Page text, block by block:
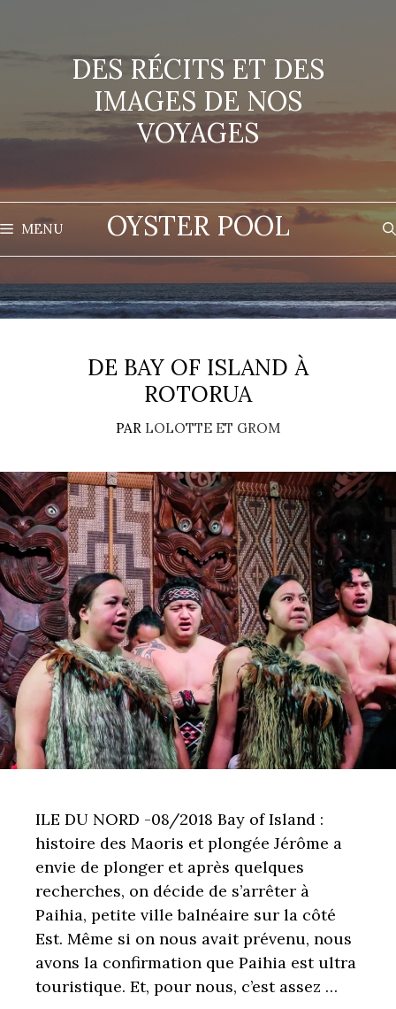
DES RÉCITS ET DES
IMAGES DE NOS
VOYAGES
MENU OYSTER POOL
DE BAY OF ISLAND À
ROTORUA
PAR LOLOTTE ET GROM
ILE DU NORD -08/2018 Bay of Island :
histoire des Maoris et plongée Jérôme a
envie de plonger et après quelques
recherches, on décide de s’arrêter à
Paihia, petite ville balnéaire sur la côté
Est. Même si on nous avait prévenu, nous
avons la confirmation que Paihia est ultra
touristique. Et, pour nous, c’est assez …